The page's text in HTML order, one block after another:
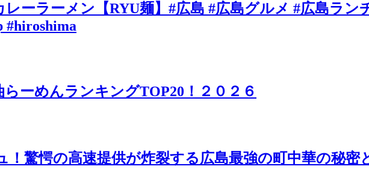
ーラーメン【RYU麺】#広島 #広島グルメ #広島ラン
#hiroshima
らーめんランキングTOP20！２０２６
驚愕の高速提供が炸裂する広島最強の町中華の秘密